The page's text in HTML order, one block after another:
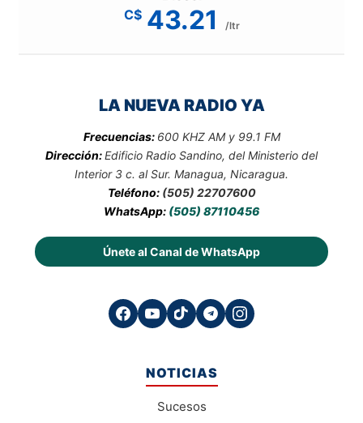
C$ 43.21 /ltr
LA NUEVA RADIO YA
Frecuencias: 600 KHZ AM y 99.1 FM
Dirección:Edificio Radio Sandino, del Ministerio del
Interior 3 c. al Sur. Managua, Nicaragua.
Teléfono: (505) 22707600
WhatsApp: (505) 87110456
Únete al Canal de WhatsApp
NOTICIAS
Sucesos